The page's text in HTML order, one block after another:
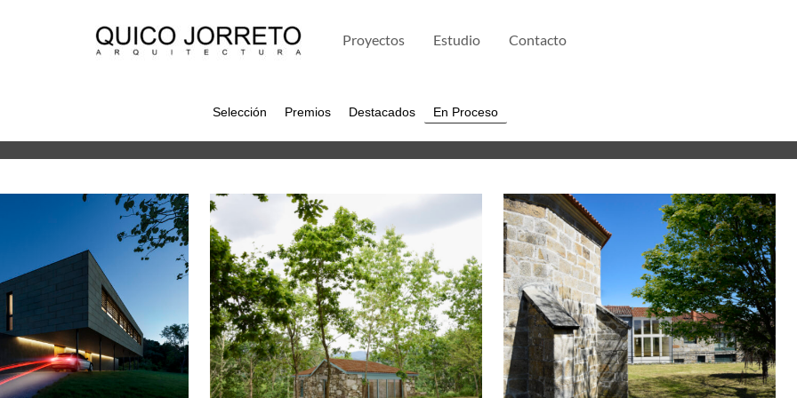
Proyectos Estudio Contacto
Selección Premios Destacados En Proceso